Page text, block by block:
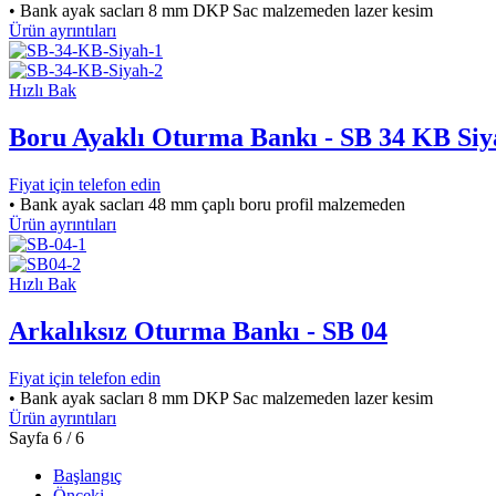
• Bank ayak sacları 8 mm DKP Sac malzemeden lazer kesim
Ürün ayrıntıları
Hızlı Bak
Boru Ayaklı Oturma Bankı - SB 34 KB
Fiyat için telefon edin
• Bank ayak sacları 48 mm çaplı boru profil malzemeden
Ürün ayrıntıları
Hızlı Bak
Arkalıksız Oturma Bankı - SB 04
Fiyat için telefon edin
• Bank ayak sacları 8 mm DKP Sac malzemeden lazer kesim
Ürün ayrıntıları
Sayfa 6 / 6
Başlangıç